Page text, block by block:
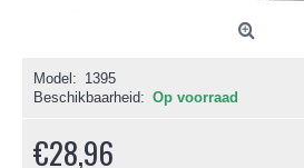
Model: 1395
Beschikbaarheid: Op voorraad
€28,96